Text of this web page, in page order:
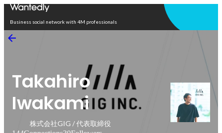
Business social network with 4M professionals
Takahiro
Iwakami
株式会社GIG / 代表取締役